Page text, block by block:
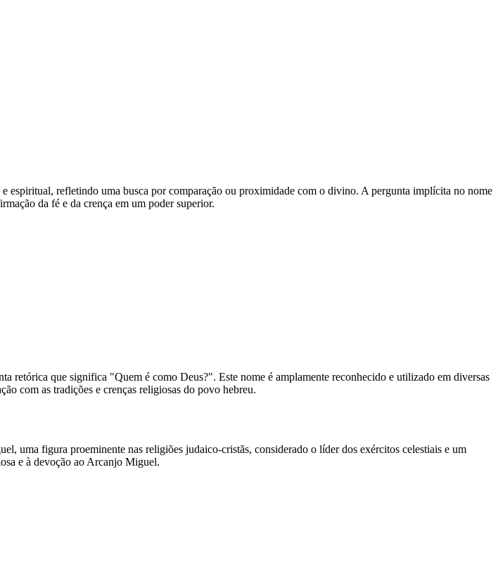
refletindo uma busca por comparação ou proximidade com o divino. A pergunta implícita no nome
da fé e da crença em um poder superior.
que significa "Quem é como Deus?". Este nome é amplamente reconhecido e utilizado em diversas
com as tradições e crenças religiosas do povo hebreu.
uma figura proeminente nas religiões judaico-cristãs, considerado o líder dos exércitos celestiais e um
e à devoção ao Arcanjo Miguel.